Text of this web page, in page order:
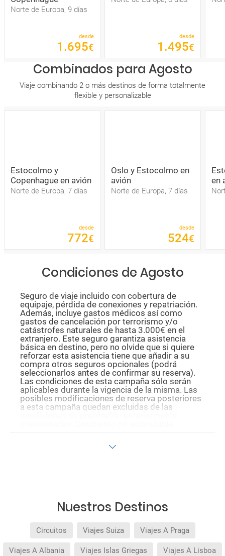
Norte de Europa, 9 días
desde
1 .695€
desde
1 .495€
Combinados para Agosto
Viaje combinando 2 o más destinos de forma totalmente
flexible y personalizable
Estocolmo y
Copenhague en avión
Norte de Europa, 7 días
desde
772€
Oslo y Estocolmo en
avión
Norte de Europa, 7 días
desde
524€
en
Condiciones de Agosto
Seguro de viaje incluido con cobertura de
equipaje, pérdida de conexiones y repatriación.
Además, incluye gastos médicos así como
gastos de cancelación por terrorismo y/o
catástrofes naturales de hasta 3.000€ en el
extranjero. Este seguro garantiza asistencia
básica en destino, pero no olvide que si quiere
reforzar esta asistencia tiene que añadir a su
compra otros seguros opcionales (podrá
seleccionarlos antes de confirmar su reserva).
Las condiciones de esta campaña sólo serán
aplicables durante la vigencia de la misma. Las
posibles modificaciones de reserva posteriores
a esta campaña quedan excluidas de las
Nuestros Destinos
Circuitos Viajes Suiza Viajes A Praga
Viajes A Albania Viajes Islas Griegas Viajes A Lisboa